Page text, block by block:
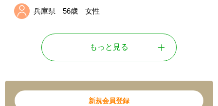
兵庫県 56歳 女性
もっと見る
新規会員登録